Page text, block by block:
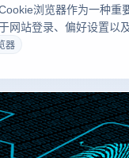
浏览器作为一种重
网站登录、偏好设置以
上存储小型数据文件，
保存会话状态，并追踪用
的不断提升，传统的
关联和跨站追踪等安全
览器引入了 独立存储隔
伪装技术等多重策略，
级，进一步提升了多账
器